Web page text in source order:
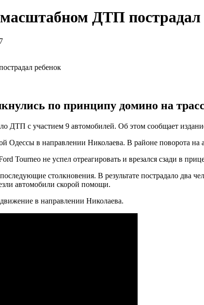
ДТП пострадал
по принципу домино на
ДТП с участием 9 автомобилей. Об этом сообщает
Одессы в направлении Николаева. В районе поворота на
Tourneo не успел отреагировать и врезался сзади в
столкновения. В результате пострадало два
автомобили скорой помощи.
в направлении Николаева.